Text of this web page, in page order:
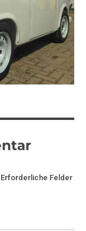
Erforderliche Felder